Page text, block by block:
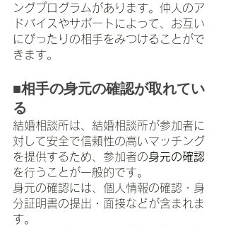
ングプログラムがあります。仲人のア
ドバイスやサポートによって、お互い
にぴったりの相手をみつけることがで
きます。
■相手の身元の確認が取れてい
る
結婚相談所は、結婚相談所が参加者に
対して安全で信頼性の高いマッチング
を提供するため、参加者の身元の確認
を行うことが一般的です。
身元の確認には、個人情報の確認・身
分証明書の提出・面接などが含まれま
す。